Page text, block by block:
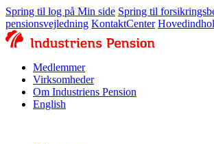
Spring til log på Min side Spring til
pensionsvejledning KontaktCenter
Medlemmer
Virksomheder
Om Industriens Pension
English